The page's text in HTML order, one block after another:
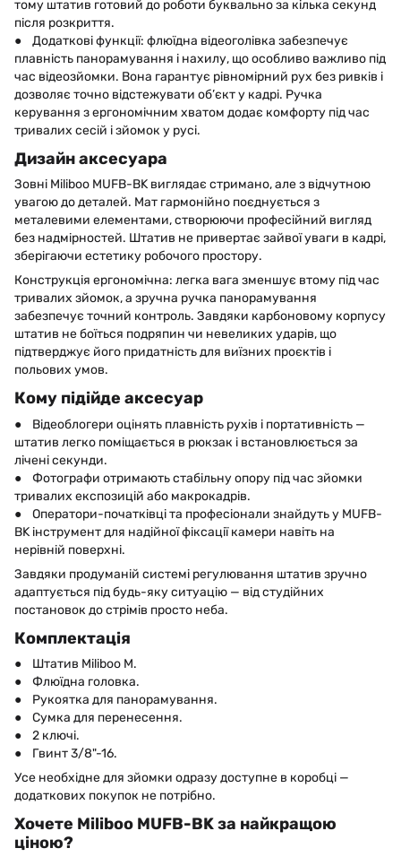
тому штатив готовий до роботи буквально за кілька секунд
після розкриття.
● Додаткові функції: флюїдна відеоголівка забезпечує
плавність панорамування і нахилу, що особливо важливо під
час відеозйомки. Вона гарантує рівномірний рух без ривків і
дозволяє точно відстежувати об’єкт у кадрі. Ручка
керування з ергономічним хватом додає комфорту під час
тривалих сесій і зйомок у русі.
Дизайн аксесуара
Зовні Miliboo MUFB-BK виглядає стримано, але з відчутною
увагою до деталей. Мат гармонійно поєднується з
металевими елементами, створюючи професійний вигляд
без надмірностей. Штатив не привертає зайвої уваги в кадрі,
зберігаючи естетику робочого простору.
Конструкція ергономічна: легка вага зменшує втому під час
тривалих зйомок, а зручна ручка панорамування
забезпечує точний контроль. Завдяки карбоновому корпусу
штатив не боїться подряпин чи невеликих ударів, що
підтверджує його придатність для виїзних проєктів і
польових умов.
Кому підійде аксесуар
● Відеоблогери оцінять плавність рухів і портативність —
штатив легко поміщається в рюкзак і встановлюється за
лічені секунди.
● Фотографи отримають стабільну опору під час зйомки
тривалих експозицій або макрокадрів.
● Оператори-початківці та професіонали знайдуть у MUFB-
BK інструмент для надійної фіксації камери навіть на
нерівній поверхні.
Завдяки продуманій системі регулювання штатив зручно
адаптується під будь-яку ситуацію — від студійних
постановок до стрімів просто неба.
Комплектація
● Штатив Miliboo M.
● Флюїдна головка.
● Рукоятка для панорамування.
● Сумка для перенесення.
● 2 ключі.
● Гвинт 3/8"-16.
Усе необхідне для зйомки одразу доступне в коробці —
додаткових покупок не потрібно.
Хочете Miliboo MUFB-BK за найкращою
ціною?